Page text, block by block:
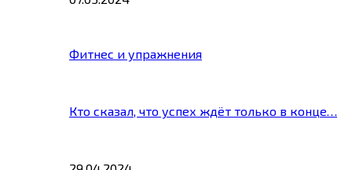
Фитнес и упражнения
Кто сказал, что успех ждёт только в конце…